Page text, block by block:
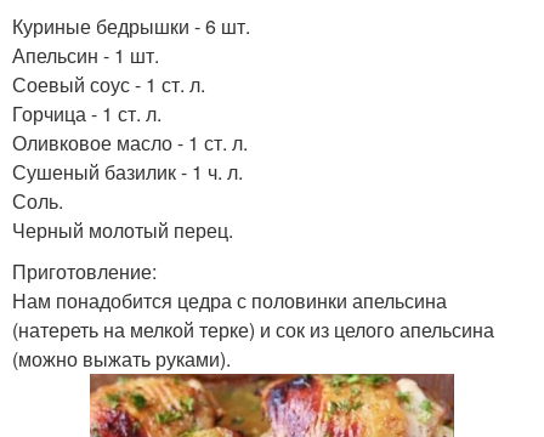
Куриные бедрышки - 6 шт.
Апельсин - 1 шт.
Соевый соус - 1 ст. л.
Горчица - 1 ст. л.
Оливковое масло - 1 ст. л.
Сушеный базилик - 1 ч. л.
Соль.
Черный молотый перец.
Приготовление:
Нам понадобится цедра с половинки апельсина
(натереть на мелкой терке) и сок из целого апельсина
(можно выжать руками).